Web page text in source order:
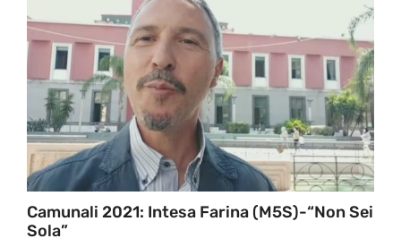
Camunali 2021: Intesa Farina (M5S)-“Non Sei
Sola”